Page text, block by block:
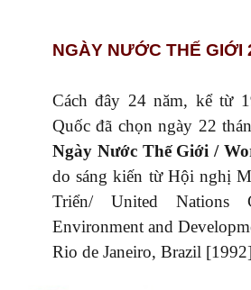
NGÀY NƯỚC THẾ GIỚI
Cách đây 24 năm, kể từ
Quốc đã chọn ngày 22
Ngày Nước Thế Giới /
do sáng kiến từ Hội nghị
Triển/ United Nations
Environment and
Rio de Janeiro, Brazil